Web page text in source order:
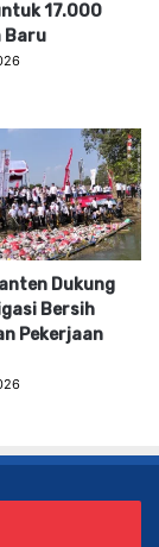
17.000
Baru
Dukung
Bersih
Pekerjaan